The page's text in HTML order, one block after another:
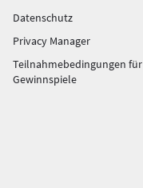
Datenschutz
Privacy Manager
Teilnahmebedingungen für
Gewinnspiele